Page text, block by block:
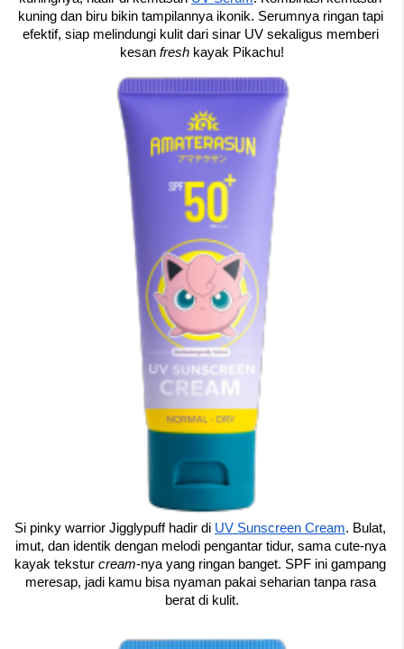
kuning dan biru bikin tampilannya ikonik. Serumnya ringan tapi
efektif, siap melindungi kulit dari sinar UV sekaligus memberi
kesan fresh kayak Pikachu!
Si pinky warrior Jigglypuff hadir di UV Sunscreen Cream. Bulat,
imut, dan identik dengan melodi pengantar tidur, sama cute-nya
kayak tekstur cream-nya yang ringan banget. SPF ini gampang
meresap, jadi kamu bisa nyaman pakai seharian tanpa rasa
berat di kulit.